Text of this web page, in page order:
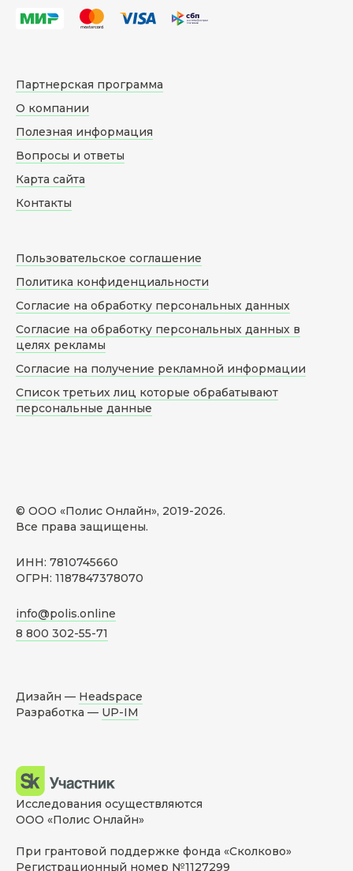
© ООО «Полис Онлайн», 2019-2026.
Все права защищены.
ИНН: 7810745660
ОГРН: 1187847378070
info@polis.online
8 800 302-55-71
Партнерская программа
О компании
Полезная информация
Вопросы и ответы
Карта сайта
Контакты
Пользовательское соглашение
Политика конфиденциальности
Согласие на обработку персональных данных
Согласие на обработку персональных данных в
целях рекламы
Согласие на получение рекламной информации
Список третьих лиц которые обрабатывают
персональные данные
Дизайн — Headspace
Разработка — UP-IM
Исследования осуществляются
ООО «Полис Онлайн»
При грантовой поддержке фонда «Сколково»
Регистрационный номер №1127299